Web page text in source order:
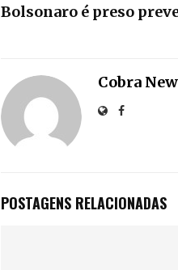
Bolsonaro é preso
Cobra
POSTAGENS RELACIONADAS